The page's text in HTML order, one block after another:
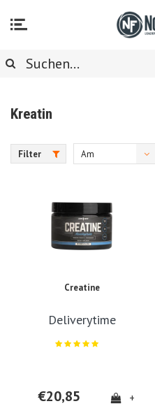
Kreatin
Filter
Am
Creatine
Deliverytime
€20,85 +